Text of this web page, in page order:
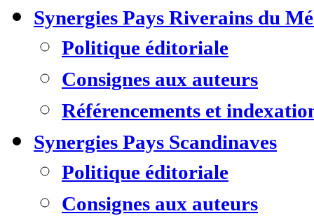
Synergies Pays Riverains du
Politique éditoriale
Consignes aux auteurs
Référencements et
Synergies Pays Scandinaves
Politique éditoriale
Consignes aux auteurs